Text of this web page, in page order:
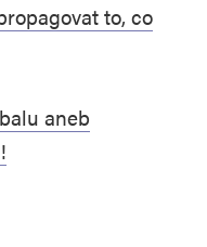
to, co
aneb